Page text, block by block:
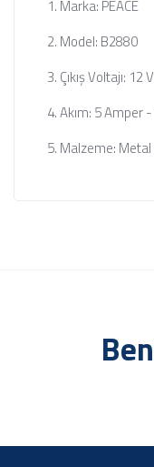
Marka: PEACE
Model: B2880
Çıkış Voltajı: 12
Akım: 5 Amper
Malzeme: